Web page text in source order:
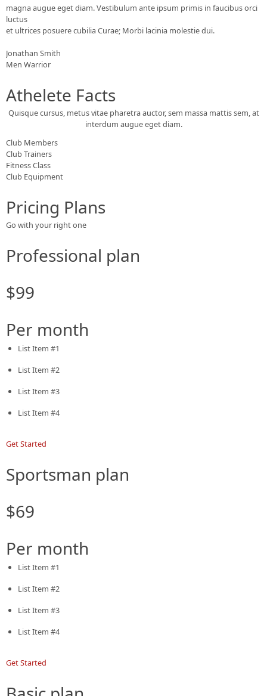
magna augue eget diam. Vestibulum ante ipsum primis in faucibus orci
luctus
et ultrices posuere cubilia Curae; Morbi lacinia molestie dui.
Jonathan Smith
Men Warrior
Athelete Facts
Quisque cursus, metus vitae pharetra auctor, sem massa mattis sem, at
interdum augue eget diam.
Club Members
Club Trainers
Fitness Class
Club Equipment
Pricing Plans
Go with your right one
Professional plan
$99
Per month
List Item #1
List Item #2
List Item #3
List Item #4
Get Started
Sportsman plan
$69
Per month
List Item #1
List Item #2
List Item #3
List Item #4
Get Started